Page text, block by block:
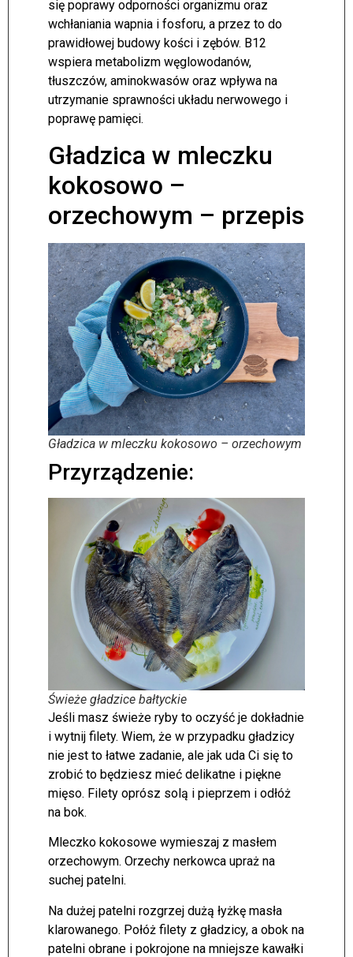
się poprawy odporności organizmu oraz
wchłaniania wapnia i fosforu, a przez to do
prawidłowej budowy kości i zębów. B12
wspiera metabolizm węglowodanów,
tłuszczów, aminokwasów oraz wpływa na
utrzymanie sprawności układu nerwowego i
poprawę pamięci.
Gładzica w mleczku
kokosowo –
orzechowym – przepis
Gładzica w mleczku kokosowo – orzechowym
Przyrządzenie:
Świeże gładzice bałtyckie
Jeśli masz świeże ryby to oczyść je dokładnie
i wytnij filety. Wiem, że w przypadku gładzicy
nie jest to łatwe zadanie, ale jak uda Ci się to
zrobić to będziesz mieć delikatne i piękne
mięso. Filety oprósz solą i pieprzem i odłóż
na bok.
Mleczko kokosowe wymieszaj z masłem
orzechowym. Orzechy nerkowca upraż na
suchej patelni.
Na dużej patelni rozgrzej dużą łyżkę masła
klarowanego. Połóż filety z gładzicy, a obok na
patelni obrane i pokrojone na mniejsze kawałki